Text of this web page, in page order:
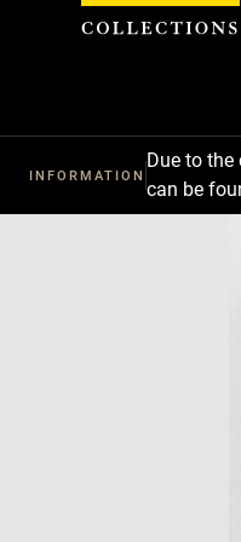
INFORMATION
Due to
can be
Cookies management panel